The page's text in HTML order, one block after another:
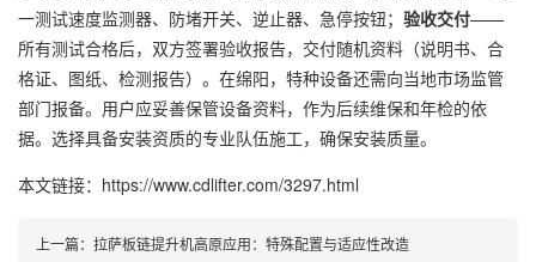
一测试速度监测器、防堵开关、逆止器、急停按钮； 验收交付——
所有测试合格后，双方签署验收报告，交付随机资料（说明书、合
格证、图纸、检测报告）。在绵阳，特种设备还需向当地市场监管
部门报备。用户应妥善保管设备资料，作为后续维保和年检的依
据。选择具备安装资质的专业队伍施工，确保安装质量。
本文链接：https://www.cdlifter.com/3297.html
上一篇： 拉萨板链提升机高原应用：特殊配置与适应性改造